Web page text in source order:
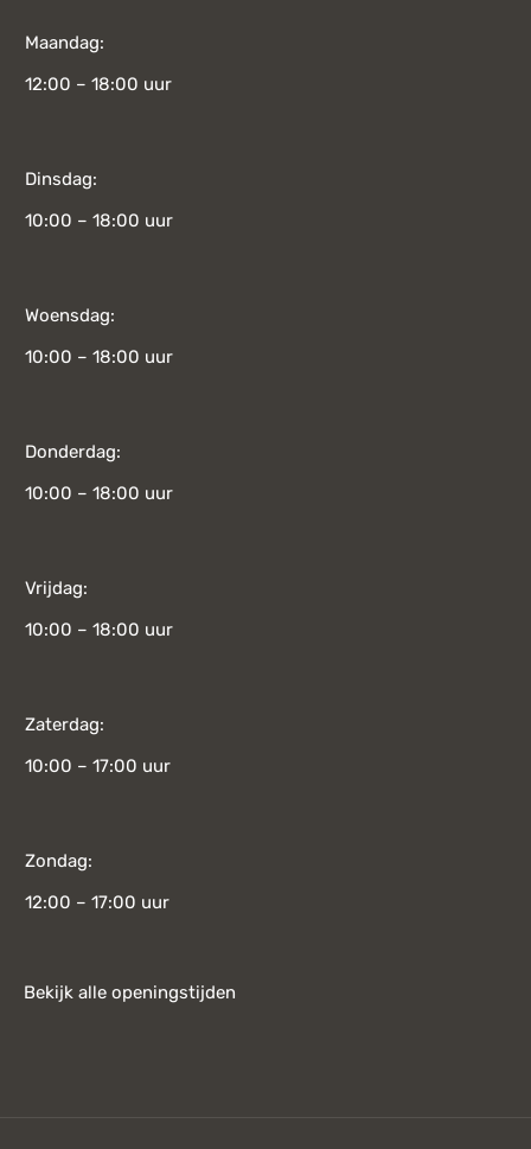
Maandag:
12:00 – 18:00 uur
Dinsdag:
10:00 – 18:00 uur
Woensdag:
10:00 – 18:00 uur
Donderdag:
10:00 – 18:00 uur
Vrijdag:
10:00 – 18:00 uur
Zaterdag:
10:00 – 17:00 uur
Zondag:
12:00 – 17:00 uur
Bekijk alle openingstijden